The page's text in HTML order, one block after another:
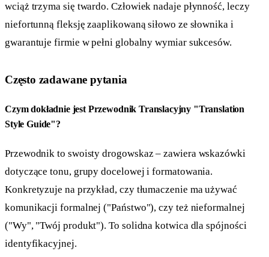
wciąż trzyma się twardo. Człowiek nadaje płynność, leczy
niefortunną fleksję zaaplikowaną siłowo ze słownika i
gwarantuje firmie w pełni globalny wymiar sukcesów.
Często zadawane pytania
Czym dokładnie jest Przewodnik Translacyjny "Translation
Style Guide"?
Przewodnik to swoisty drogowskaz – zawiera wskazówki
dotyczące tonu, grupy docelowej i formatowania.
Konkretyzuje na przykład, czy tłumaczenie ma używać
komunikacji formalnej ("Państwo"), czy też nieformalnej
("Wy", "Twój produkt"). To solidna kotwica dla spójności
identyfikacyjnej.